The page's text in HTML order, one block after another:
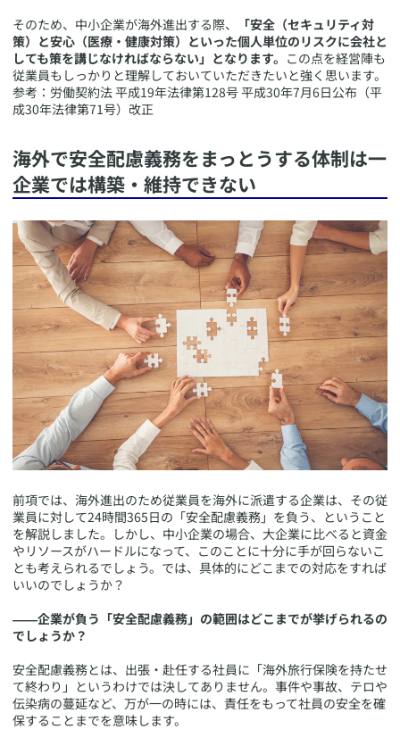
そのため、中小企業が海外進出する際、
「安全（セキュリティ対
策）と安心（医療・健康対策）といった個人単位のリスクに会社と
しても策を講じなければならない」となります。 この点を経営陣も
従業員もしっかりと理解しておいていただきたいと強く思います。
​参考：労働契約法 平成19年法律第128号 平成30年7月6日公布（平
成30年法律第71号）改正
​海外で安全配慮義務をまっとうする体制は一
企業では構築・維持できない
​前項では、海外進出のため従業員を海外に派遣する企業は、その従
業員に対して24時間365日の「安全配慮義務」を負う、ということ
を解説しました。しかし、中小企業の場合、大企業に比べると資金
やリソースがハードルになって、このことに十分に手が回らないこ
とも考えられるでしょう。では、具体的にどこまでの対応をすれば
いいのでしょうか？
――企業が負う「安全配慮義務」の範囲はどこまでが挙げられるの
でしょうか？
安全配慮義務とは、出張・赴任する社員に「海外旅行保険を持たせ
て終わり」というわけでは決してありません。事件や事故、テロや
伝染病の蔓延など、万が一の時には、責任をもって社員の安全を確
保することまでを意味します。